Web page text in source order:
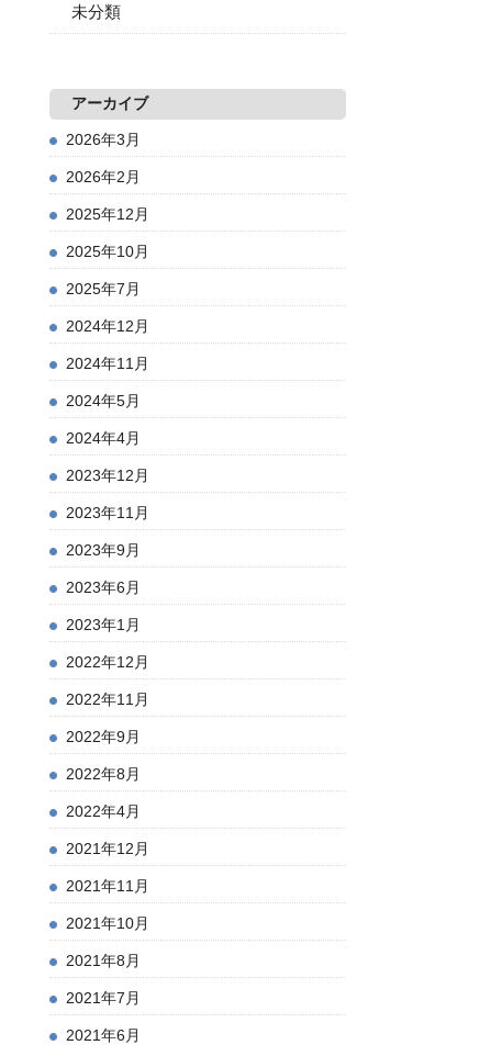
未分類
アーカイブ
2026年3月
2026年2月
2025年12月
2025年10月
2025年7月
2024年12月
2024年11月
2024年5月
2024年4月
2023年12月
2023年11月
2023年9月
2023年6月
2023年1月
2022年12月
2022年11月
2022年9月
2022年8月
2022年4月
2021年12月
2021年11月
2021年10月
2021年8月
2021年7月
2021年6月